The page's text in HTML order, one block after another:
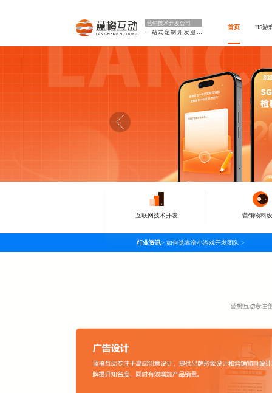
营销技术开发公司
一站式定制开发服务
首页 H5游
互联网技术开发 营销物料
行业资讯> 如何选靠谱小游戏开发团队 >